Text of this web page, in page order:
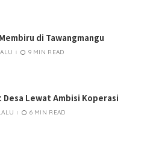
di Tawangmangu
9 MIN READ
Desa Lewat Ambisi Koperasi
6 MIN READ